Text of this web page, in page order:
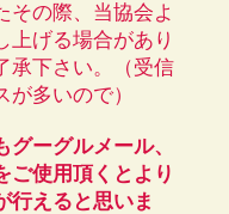
その際、当協会よ
上げる場合があり
承下さい。（受信
が多いので）
グーグルメール、
ご使用頂くとより
行えると思いま